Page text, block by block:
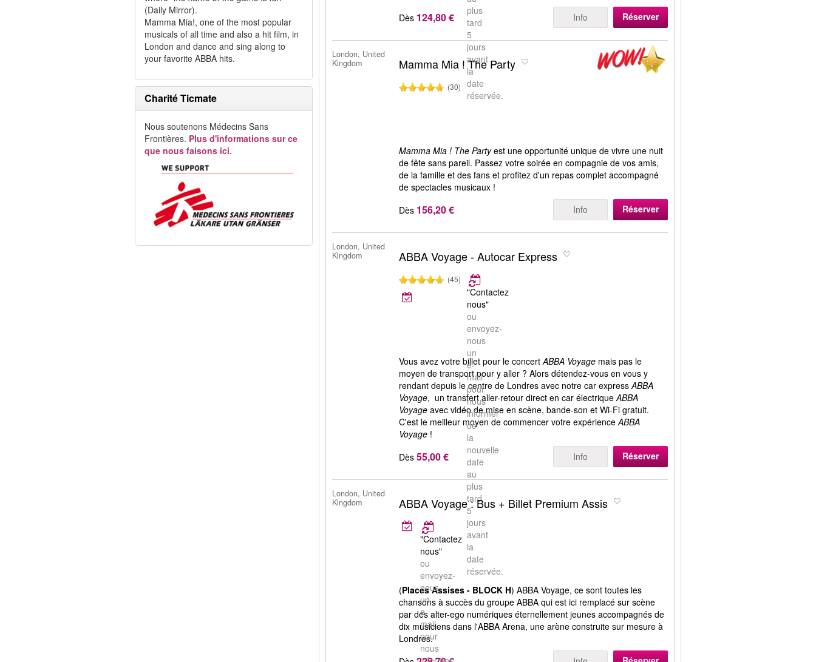
(Daily Mirror).
Mamma Mia!, one of the most popular
musicals of all time and also a hit film, in
London and dance and sing along to
your favorite ABBA hits.
Charité Ticmate
Nous soutenons Médecins Sans
Frontières. Plus d'informations sur ce
que nous faisons ici.
plus
tard
5
jours
avant
la
date
réservée.
Dès 124,80 € Info Réserver
London, United
Kingdom
Mamma Mia ! The Party
(30)
Mamma Mia ! The Partyest une opportunité unique de vivre une nuit
de fête sans pareil. Passez votre soirée en compagnie de vos amis,
de la famille et des fans et profitez d'un repas complet accompagné
de spectacles musicaux !
Dès 156,20 € Info Réserver
London, United
Kingdom
ABBA Voyage - Autocar Express
(45)
"Contactez
nous"
ou
envoyez-
nous
un
e-
mail
pour
nous
informer
de
la
nouvelle
date
au
plus
tard
5
jours
avant
la
date
réservée.
Vous avez votre billet pour le concertABBA Voyage mais pas le
moyen de transport pour y aller ? Alors détendez-vous en vous y
rendant depuis le centre de Londres avec notre car expressABBA
Voyage, un transfert aller-retour direct en car électriqueABBA
Voyage avec vidéo de mise en scène, bande-son et Wi-Fi gratuit.
C'est le meilleur moyen de commencer votre expérienceABBA
Voyage !
Dès 55,00 € Info Réserver
London, United
Kingdom
ABBA Voyage : Bus + Billet Premium Assis
"Contactez
nous"
ou
envoyez-
nous
un
e-
mail
pour
nous
(Places Assises - BLOCK H) ABBA Voyage, ce sont toutes les
chansons à succès du groupe ABBA qui est ici remplacé sur scène
par des alter-ego numériques éternellement jeunes accompagnés de
dix musiciens dans l'ABBA Arena, une arène construite sur mesure à
Londres.